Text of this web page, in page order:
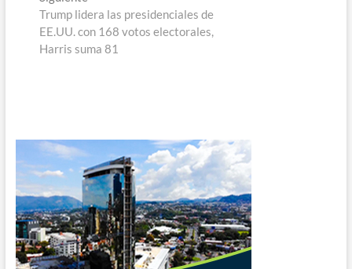
siguiente:
Trump lidera las presidenciales de
EE.UU. con 168 votos electorales,
Harris suma 81